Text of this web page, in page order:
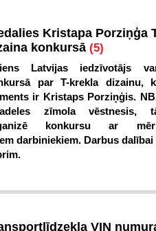
Kristapa Porziņģa
konkursā (5)
Latvijas iedzīvotājs
par T-krekla dizainu,
ir Kristaps Porziņģis.
zīmola vēstnesis,
konkursu ar
darbiniekiem. Darbus
VIN